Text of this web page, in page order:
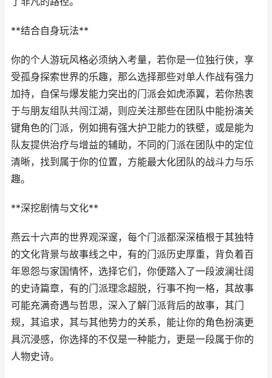
**结合自身玩法**
你的个人游玩风格必须纳入考量，若你是一位独行侠，享
受孤身探索世界的乐趣，那么选择那些对单人作战有强力
加持，自保与爆发能力突出的门派会如虎添翼，若你热衷
于与朋友组队共闯江湖，则应关注那些在团队中能扮演关
键角色的门派，例如拥有强大护卫能力的铁壁，或是能为
队友提供治疗与增益的辅助，不同的门派在团队中的定位
清晰，找到属于你的位置，方能最大化团队的战斗力与乐
趣。
**深挖剧情与文化**
燕云十六声的世界观深邃，每个门派都深深植根于其独特
的文化背景与故事线之中，有的门派历史厚重，背负着百
年恩怨与家国情怀，选择它们，你便踏入了一段波澜壮阔
的史诗篇章，有的门派理念超脱，行事不拘一格，其故事
可能充满奇遇与哲思，深入了解门派背后的故事，其门
规，其追求，其与其他势力的关系，能让你的角色扮演更
具沉浸感，你选择的不仅是一种能力，更是一段属于你的
人物史诗。